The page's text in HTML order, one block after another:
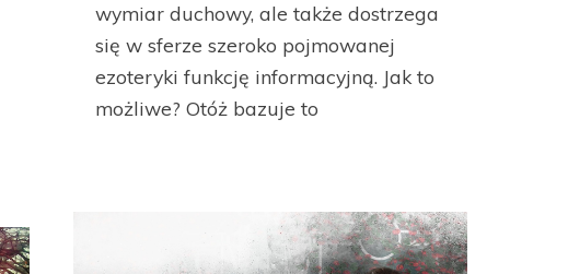
wymiar duchowy, ale także dostrzega
się w sferze szeroko pojmowanej
ezoteryki funkcję informacyjną. Jak to
możliwe? Otóż bazuje to